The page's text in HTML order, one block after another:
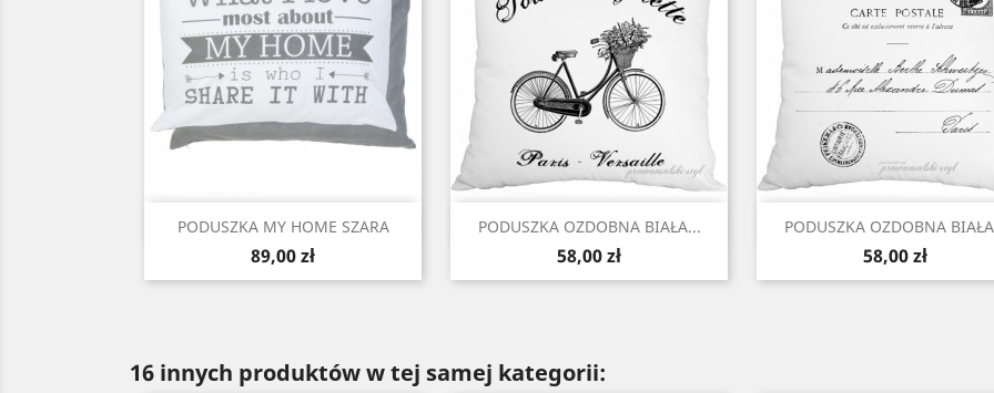
PODUSZKA MY HOME SZARA
Cena
89,00 zł
Szybki podgląd PODUSZKA OZDOBNA BIAŁA...
Cena
58,00 zł
Szybki podgląd PODUSZKA OZDOBNA
Cena
58,00 zł
Szybki podgląd
16 innych produktów w tej samej kategorii: